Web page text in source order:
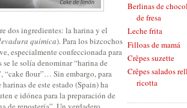
dos ingredientes: la harina y el
química). Para los bizcochos
especialmente confeccionada para
le solía denominar “harina de
“cake flour”… Sin embargo, para
de este estado (Spain) ha
e idónea para la preparación de
Berlinas de
de fresa
Leche frita
Filloas de mamá
Crêpes suzette
Crêpes salados
ricotta